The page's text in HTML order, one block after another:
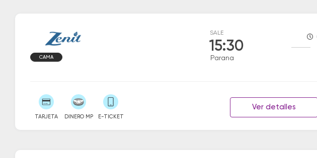
SALE
15:30
Parana
CAMA
TARJETA DINERO MP E-TICKET
Ver detalles